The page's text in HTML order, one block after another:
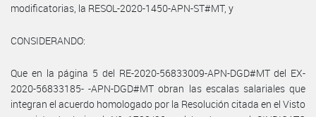
modificatorias, la RESOL-2020-1450-APN-ST#MT, y
CONSIDERANDO:
Que en la página 5 del RE-2020-56833009-APN-DGD#MT del EX-
2020-56833185- -APN-DGD#MT obran las escalas salariales que
integran el acuerdo homologado por la Resolución citada en el Visto